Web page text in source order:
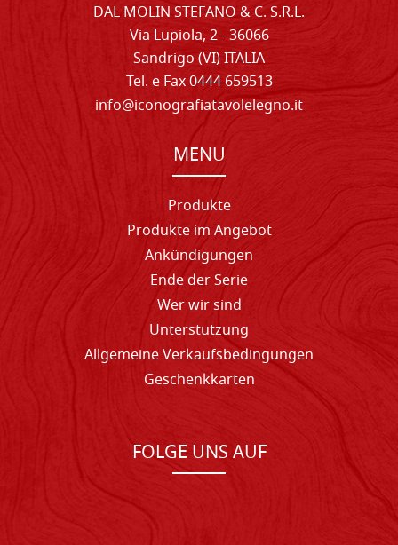
DAL MOLIN STEFANO & C. S.R.L.
Via Lupiola, 2 - 36066
Sandrigo (VI) ITALIA
Tel. e Fax 0444 659513
info@iconografiatavolelegno.it
MENU
Produkte
Produkte im Angebot
Ankündigungen
Ende der Serie
Wer wir sind
Unterstutzung
Allgemeine Verkaufsbedingungen
Geschenkkarten
FOLGE UNS AUF